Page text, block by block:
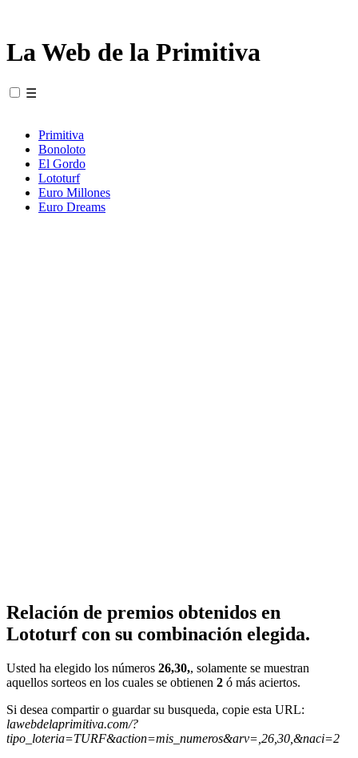
La Web de la Primitiva
☰
Primitiva
Bonoloto
El Gordo
Lototurf
Euro Millones
Euro Dreams
Relación de premios obtenidos en
Lototurf con su combinación elegida.
Usted ha elegido los números 26,30,, solamente se muestran
aquellos sorteos en los cuales se obtienen 2 ó más aciertos.
Si desea compartir o guardar su busqueda, copie esta URL:
lawebdelaprimitiva.com/?
tipo_loteria=TURF&action=mis_numeros&arv=,26,30,&naci=2